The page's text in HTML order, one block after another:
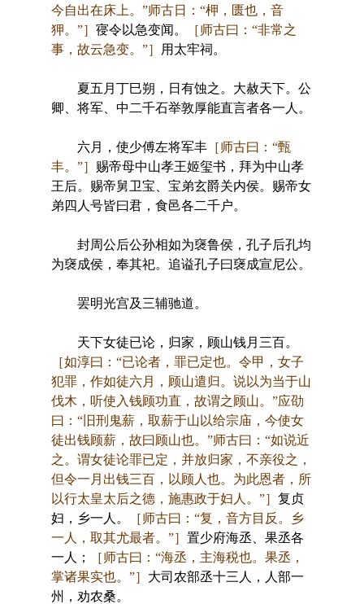
今自出在床上。”师古日：“柙，匮也，音
狎。”］ 寑令以急变闻。
［师古曰：“非常之
事，故云急变。”］
用太牢祠。
夏五月丁巳朔，日有蚀之。大赦天下。公
卿、将军、中二千石举敦厚能直言者各一人。
六月，使少傅左将军丰［师古曰：“甄
丰。”］ 赐帝母中山孝王姬玺书，拜为中山孝
王后。赐帝舅卫宝、宝弟玄爵关内侯。赐帝女
弟四人号皆曰君，食邑各二千户。
封周公后公孙相如为襃鲁侯，孔子后孔均
为襃成侯，奉其祀。追谥孔子曰襃成宣尼公。
罢明光宫及三辅驰道。
天下女徒已论，归家，顾山钱月三百。
［如淳曰：“已论者，罪已定也。令甲，女子
犯罪，作如徒六月，顾山遣归。说以为当于山
伐木，听使入钱顾功直，故谓之顾山。”应劭
曰：“旧刑鬼薪，取薪于山以给宗庙，今使女
徒出钱顾薪，故曰顾山也。”师古曰：“如说近
之。谓女徒论罪已定，并放归家，不亲役之，
但令一月出钱三百，以顾人也。为此恩者，所
以行太皇太后之德，施惠政于妇人。”］ 复贞
妇，乡一人。
［师古曰：“复，音方目反。乡
一人，取其尤最者。”］ 置少府海丞、果丞各
一人；
［师古曰：“海丞，主海税也。果丞，
掌诸果实也。”］ 大司农部丞十三人，人部一
州，劝农桑。